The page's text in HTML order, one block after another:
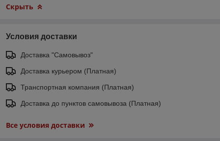
Скрыть
Условия доставки
Доставка "Самовывоз"
Доставка курьером (Платная)
Транспортная компания (Платная)
Доставка до пунктов самовывоза (Платная)
Все условия доставки